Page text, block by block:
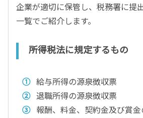
企業が適切に保管し、税務署に提
一覧でご紹介します。
所得税法に規定するもの
給与所得の源泉徴収票
退職所得の源泉徴収票
報酬、料金、契約金及び賞